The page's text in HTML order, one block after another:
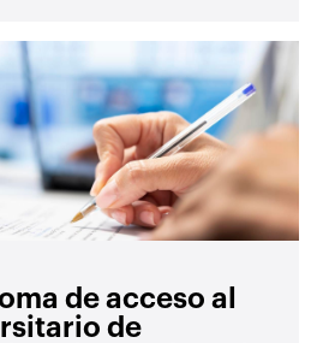
de acceso al
de